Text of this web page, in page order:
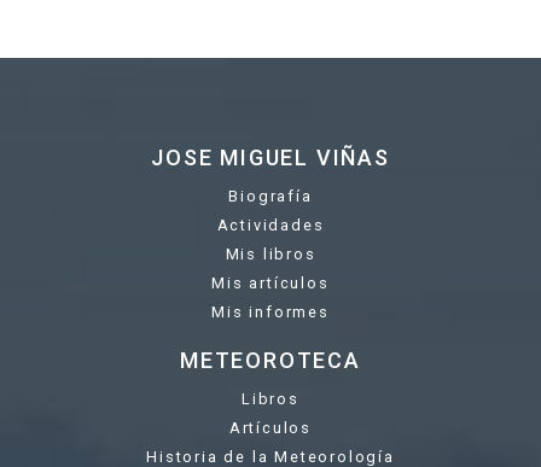
JOSE MIGUEL VIÑAS
Biografía
Actividades
Mis libros
Mis artículos
Mis informes
METEOROTECA
Libros
Artículos
Historia de la Meteorología